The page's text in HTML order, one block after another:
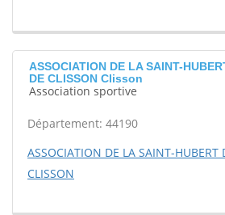
ASSOCIATION DE LA SAINT-
DE CLISSON Clisson
Association sportive
Département: 44190
ASSOCIATION DE LA SAINT-HUBERT
CLISSON